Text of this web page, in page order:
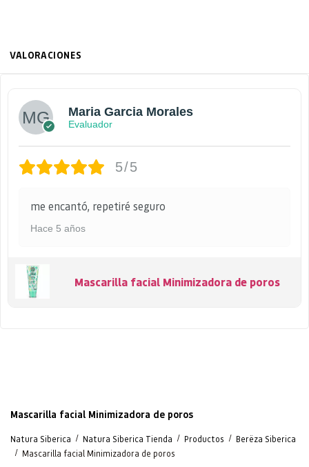
VALORACIONES
Maria Garcia Morales
Evaluador
5/5
me encantó, repetiré seguro
Hace 5 años
Mascarilla facial Minimizadora de poros
Mascarilla facial Minimizadora de poros
Natura Siberica / Natura Siberica Tienda / Productos / Berëza Siberica
/ Mascarilla facial Minimizadora de poros